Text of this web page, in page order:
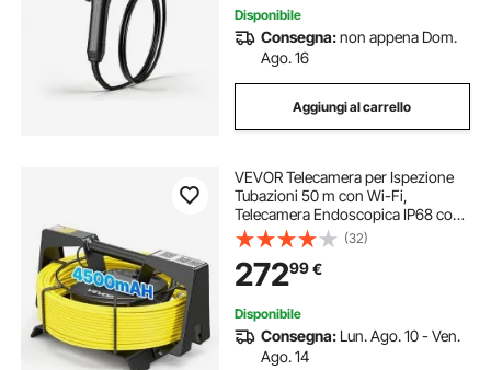
Disponibile
Consegna:non appena Dom.
Ago. 16
Aggiungi al carrello
VEVOR Telecamera per Ispezione
Tubazioni 50 m con Wi-Fi,
Telecamera Endoscopica IP68 con
12 Luci LED, Alimentazione CC,
Collegamento a Smartphone e
Tablet, Endoscopio HD, per
Fognature e Scarichi
(32)
27299€
Disponibile
Consegna: Lun. Ago. 10 - Ven.
Ago. 14